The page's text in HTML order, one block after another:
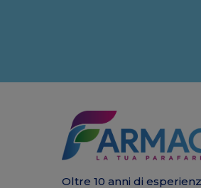
Oltre 10 anni di